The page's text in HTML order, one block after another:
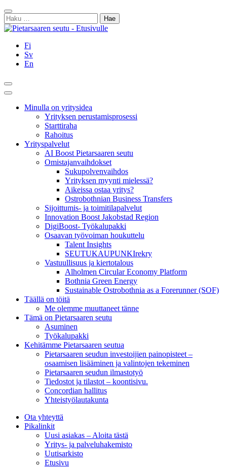
Siirry
sisältöön
Sulje
Haku:
Fi
Sv
En
Hae
Päävalikko
Minulla on yritysidea
Yrityksen perustamisprosessi
Starttiraha
Rahoitus
Yrityspalvelut
AI Boost Pietarsaaren seutu
Omistajanvaihdokset
Sukupolvenvaihdos
Yrityksen myynti mielessä?
Aikeissa ostaa yritys?
Ostrobothnian Business Transfers
Sijoittumis- ja toimitilapalvelut
Innovation Boost Jakobstad Region
DigiBoost- Työkalupakki
Osaavan työvoiman houkuttelu
Talent Insights
SEUTUKAUPUNKIrekry
Vastuullisuus ja kiertotalous
Alholmen Circular Economy Platform
Bothnia Green Energy
Sustainable Ostrobothnia as a Forerunner (SOF)
Täällä on töitä
Me olemme muuttaneet tänne
Tämä on Pietarsaaren seutu
Asuminen
Työkalupakki
Kehitämme Pietarsaaren seutua
Pietarsaaren seudun investoijien painopisteet –
osaamisen lisääminen ja valintojen tekeminen
Pietarsaaren seudun ilmastotyö
Tiedostot ja tilastot – koontisivu.
Concordian hallitus
Yhteistyölautakunta
Ota yhteyttä
Pikalinkit
Uusi asiakas – Aloita tästä
Yritys- ja palveluhakemisto
Uutisarkisto
Etusivu